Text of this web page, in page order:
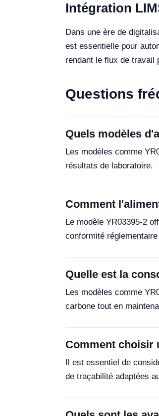
Intégration
Dans une ère de
est essentielle pour
rendant le flux de travail
Questions
Quels modèles
Les modèles comme
résultats de laboratoire.
Comment
Le modèle YR03395-2
conformité
Quelle est la
Les modèles comme
carbone tout en
Comment choisir
Il est essentiel de
de traçabilité adaptées